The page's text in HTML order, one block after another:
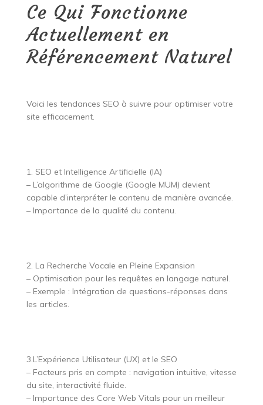
Ce Qui Fonctionne
Actuellement en
Référencement Naturel
Voici les tendances SEO à suivre pour optimiser votre
site efficacement.
1. SEO et Intelligence Artificielle (IA)
– L’algorithme de Google (Google MUM) devient
capable d’interpréter le contenu de manière avancée.
– Importance de la qualité du contenu.
2. La Recherche Vocale en Pleine Expansion
– Optimisation pour les requêtes en langage naturel.
– Exemple : Intégration de questions-réponses dans
les articles.
3.L’Expérience Utilisateur (UX) et le SEO
– Facteurs pris en compte : navigation intuitive, vitesse
du site, interactivité fluide.
– Importance des Core Web Vitals pour un meilleur